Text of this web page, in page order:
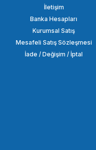
İletişim
Banka Hesapları
Kurumsal Satış
Mesafeli Satış Sözleşmesi
İade / Değişim / İptal